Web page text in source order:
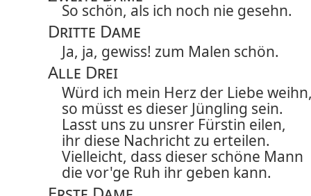
So schön, als ich noch nie gesehn.
Dritte Dame
Ja, ja, gewiss! zum Malen schön.
Alle Drei
Würd ich mein Herz der Liebe
so müsst es dieser Jüngling sein.
Lasst uns zu unsrer Fürstin eilen,
ihr diese Nachricht zu erteilen.
Vielleicht, dass dieser schöne Mann
die vor'ge Ruh ihr geben kann.